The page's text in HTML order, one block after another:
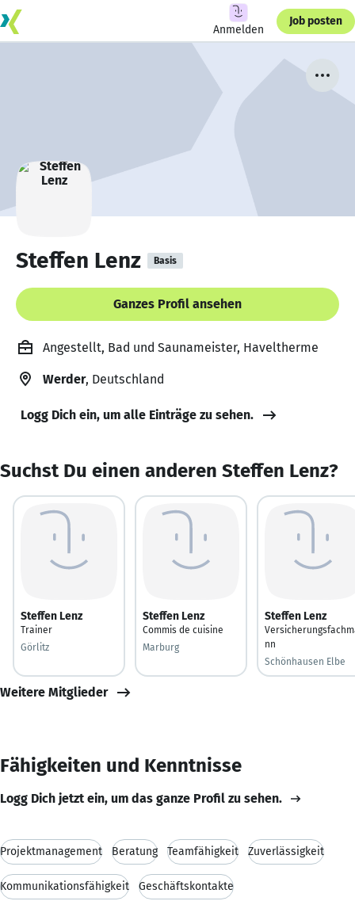
Anmelden
Job posten
Steffen Lenz Basis
Ganzes Profil ansehen
Angestellt, Bad und Saunameister, Haveltherme
Werder, Deutschland
Logg Dich ein, um alle Einträge zu sehen.
Suchst Du einen anderen Steffen Lenz?
Steffen Lenz
Trainer
Görlitz
Steffen Lenz
Commis de cuisine
Marburg
Steffen Lenz
nn
Schönhausen Elbe
Weitere Mitglieder
Fähigkeiten und Kenntnisse
Logg Dich jetzt ein, um das ganze Profil zu sehen.
Projektmanagement Beratung Teamfähigkeit Zuverlässigkeit
Kommunikationsfähigkeit Geschäftskontakte